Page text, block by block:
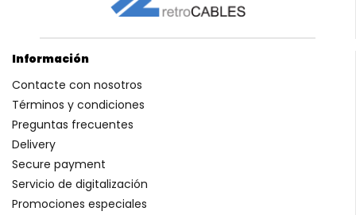
Información
Contacte con nosotros
Términos y condiciones
Preguntas frecuentes
Delivery
Secure payment
Servicio de digitalización
Promociones especiales